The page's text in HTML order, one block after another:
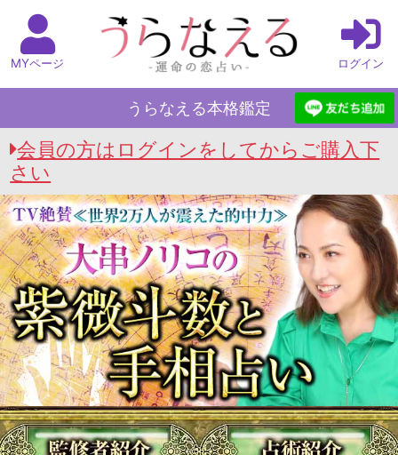
MYページ ログイン
うらなえる本格鑑定
会員の方はログインをしてからご購入下
うらなえる本格鑑定 Top>大串ノリコの紫微斗数
と手相占い >避けられてる気がする…もしかし
て嫌われた？あの人が隠す本心/結論
避けられてる気がす